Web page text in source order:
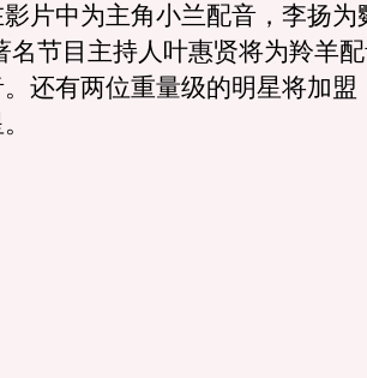
片中为主角小兰配音，李扬为
名节目主持人叶惠贤将为羚羊
还有两位重量级的明星将加盟